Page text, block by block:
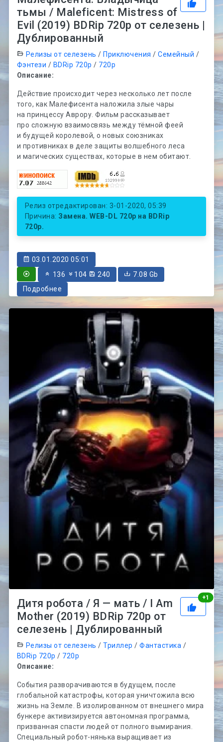
тьмы / Maleficent: Mistress of
Evil (2019) BDRip 720p от селезень |
Дублированный
Релизы от селезень / Приключения /Семейный /
Фэнтези / BDRip 720p / 720p
Описание:
Действие происходит через несколько лет после
того, как Малефисента наложила злые чары
на принцессу Аврору. Фильм рассказывает
про сложную взаимосвязь между тёмной феей
и будущей королевой, о новых союзниках
и противниках в деле защиты волшебного леса
и магических существах, которые в нем обитают.
Релиз отредактирован: 3-01-2020, 05:39
Причина: Замена. WEB-DL 720p на BDRip
720p.
03.01.2020 05:01
136
104 240
7.08 Gb
Подробнее
+1
Дитя робота / Я — мать / I Am
Mother (2019) BDRip 720p от
селезень | Дублированный
Релизы от селезень /Триллер /Фантастика /
BDRip 720p / 720p
Описание:
События разворачиваются в будущем, после
глобальной катастрофы, которая уничтожила всю
жизнь на Земле. В изолированном от внешнего мира
бункере активизируется автономная программа,
призванная спасти людей от полного вымирания.
Специальный робот-нянька выращивает из